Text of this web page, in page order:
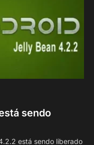
sendo
está sendo liberado